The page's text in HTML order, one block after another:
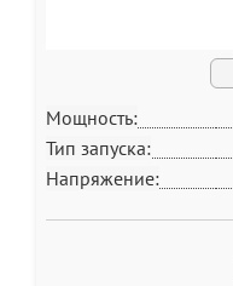
Мощность:
Тип запуска:
Напряжение: